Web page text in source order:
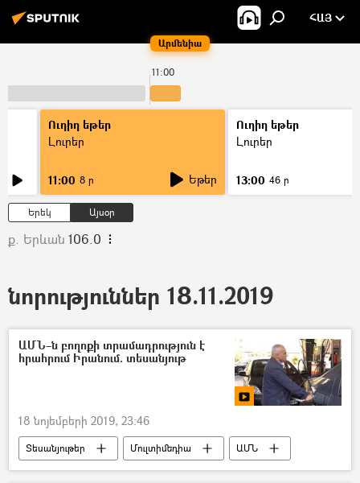
Արմենիա
ՀԱՅ
11:00
Ուղիղ եթեր
Լուրեր
11:00 8 ր Եթեր
Ուղիղ եթեր
Լուրեր
13:00 46 ր
Երեկ Այսօր
ք. Երևան 106.0
նորություններ 18.11.2019
ԱՄՆ–ն բողոքի տրամադրություն է
հրահրում Իրանում. տեսանյութ
18 նոյեմբերի 2019, 23:46
Տեսանյութեր Մուլտիմեդիա
ԱՄՆ
Իրանի Իսլամական Հանրապետություն